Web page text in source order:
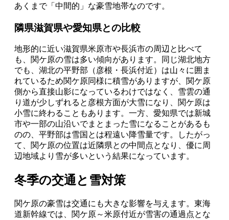
あくまで「中間的」な豪雪地帯なのです。
隣県滋賀県や愛知県との比較
地形的に近い滋賀県米原市や長浜市の周辺と比べて
も、関ケ原の雪は多い傾向があります。同じ湖北地方
でも、湖北の平野部（彦根・長浜付近）は山々に囲ま
れているため関ケ原同様に積雪がありますが、関ケ原
側から直接山影になっているわけではなく、雪雲の通
り道が少しずれると彦根方面が大雪になり、関ケ原は
小雪に終わることもあります。一方、愛知県では新城
市や一部の山沿いでまとまった雪になることがあるも
のの、平野部は雪国とは程遠い降雪量です。したがっ
て、関ケ原の位置は近隣県との中間点となり、優に周
辺地域より雪が多いという結果になっています。
冬季の交通と雪対策
関ケ原の豪雪は交通にも大きな影響を与えます。東海
道新幹線では、関ケ原～米原付近が雪害の通過点とな